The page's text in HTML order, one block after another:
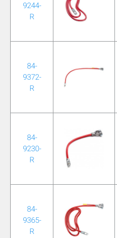
9244-
R
84-
9372-
R
84-
9230-
R
84-
9365-
R